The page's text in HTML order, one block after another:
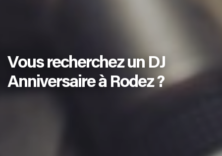
Vous recherchez un DJ
Anniversaire à Rodez ?